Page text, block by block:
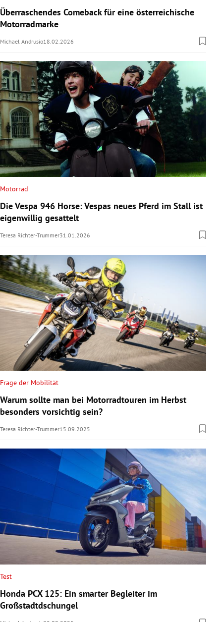
Überraschendes Comeback für eine österreichische
Motorradmarke
Michael Andrusio18.02.2026
Motorrad
Die Vespa 946 Horse: Vespas neues Pferd im Stall ist
eigenwillig gesattelt
Teresa Richter-Trummer31.01.2026
Frage der Mobilität
Warum sollte man bei Motorradtouren im Herbst
besonders vorsichtig sein?
Teresa Richter-Trummer15.09.2025
Test
Honda PCX 125: Ein smarter Begleiter im
Großstadtdschungel